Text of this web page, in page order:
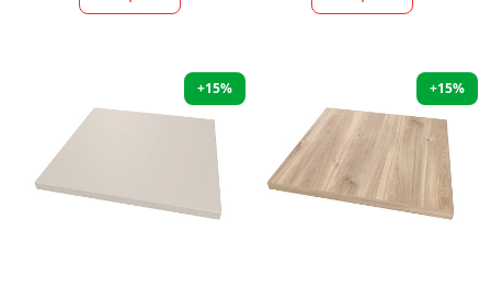
+15% +15%